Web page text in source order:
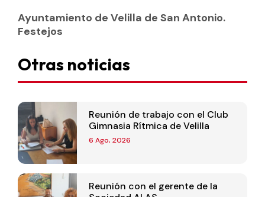
Ayuntamiento de Velilla de San Antonio.
Festejos
Otras noticias
Reunión de trabajo con el Club
Gimnasia Rítmica de Velilla
6 Ago, 2026
Reunión con el gerente de la